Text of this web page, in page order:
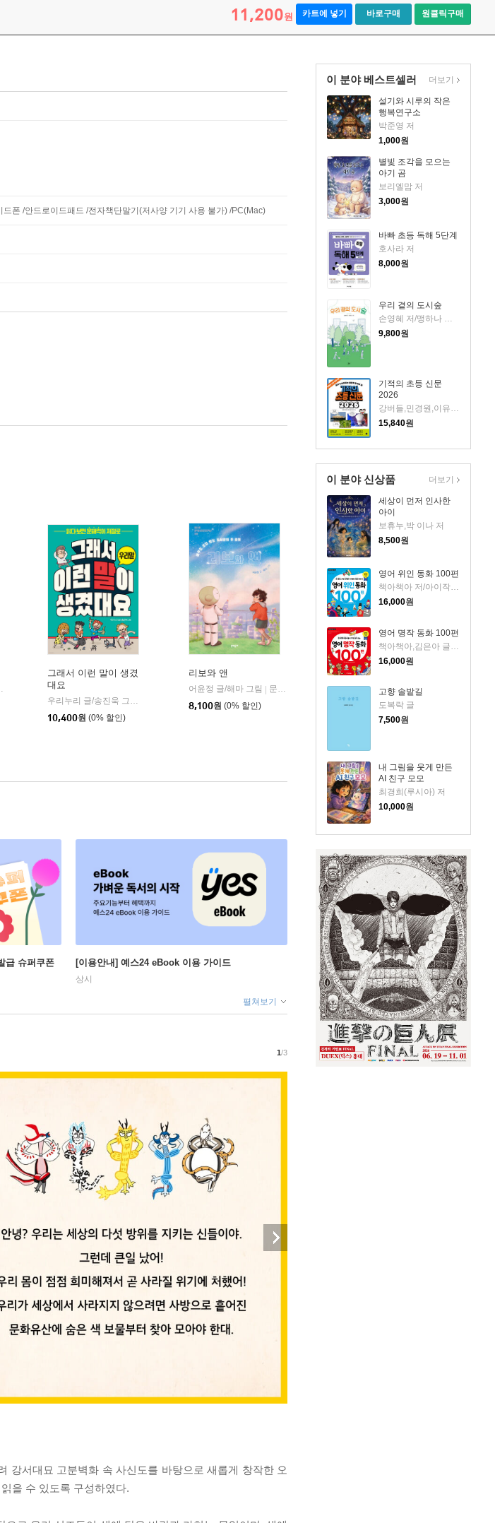
11,200원 카트에 넣기 바로구매 원클릭구매
이 분야 베스트셀러
설기와 시루의 작은
행복연구소
박준영 저
1,000원
별빛 조각을 모으는
아기 곰
보리엘맘 저
3,000원
바빠 초등 독해 5단계
호사라 저
8,000원
우리 곁의 도시숲
손영혜 저/맹하나 그림
9,800원
기적의 초등 신문
2026
15,840원
더보기
이 분야 신상품
세상이 먼저 인사한
아이
보휴누,박 이나 저
8,500원
영어 위인 동화 100편
책아책아 저/아이작 더스트,마이클 A. 푸틀랙 감수
16,000원
영어 명작 동화 100편
책아책아,김은아 글/아이작 더스트,마이클 A. 푸틀랙 감수
16,000원
고향 솔밭길
도복락 글
7,500원
내 그림을 웃게 만든
AI 친구 모모
최경희(루시아) 저
10,000원
더보기
폰 /안드로이드패드 /전자책단말기(저사양 기기 사용 불가) /PC(Mac)
그래서 이런 말이 생겼
대요
우리누리 글/송진욱 그림
10,400원 (0% 할인)
리보와 앤
어윤정 글/해마 그림
문학동네
8,100원 (0% 할인)
급 슈퍼쿠폰 [이용안내] 예스24 eBook 이용 가이드
상시
펼쳐보기
1/3
강서대묘 고분벽화 속 사신도를 바탕으로 새롭게 창작한 오
을 수 있도록 구성하였다.